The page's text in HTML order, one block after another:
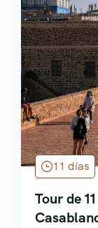
11 días
Tour de